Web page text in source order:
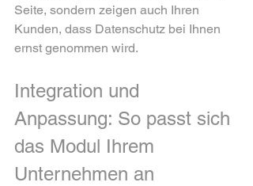
Seite, sondern zeigen auch Ihren
Kunden, dass Datenschutz bei Ihnen
ernst genommen wird.
Integration und
Anpassung: So passt sich
das Modul Ihrem
Unternehmen an